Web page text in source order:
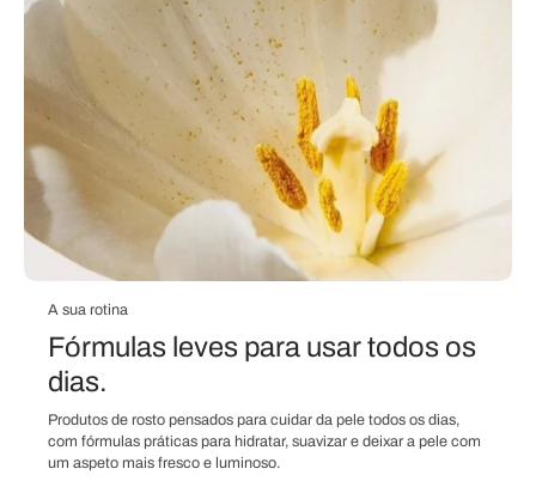
A sua rotina
Fórmulas leves para usar todos os
dias.
Produtos de rosto pensados para cuidar da pele todos os dias,
com fórmulas práticas para hidratar, suavizar e deixar a pele com
um aspeto mais fresco e luminoso.